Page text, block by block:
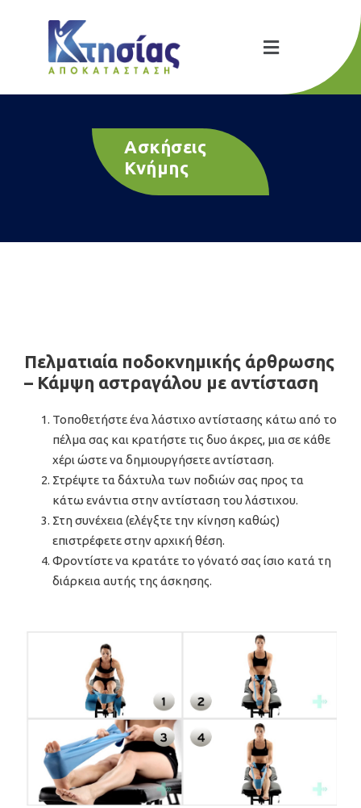
Ασκήσεις
Κνήμης
Πελματιαία ποδοκνημικής άρθρωσης
– Κάμψη αστραγάλου με αντίσταση
Τοποθετήστε ένα λάστιχο αντίστασης κάτω από το
πέλμα σας και κρατήστε τις δυο άκρες, μια σε κάθε
χέρι ώστε να δημιουργήσετε αντίσταση.
Στρέψτε τα δάχτυλα των ποδιών σας προς τα
κάτω ενάντια στην αντίσταση του λάστιχου.
Στη συνέχεια (ελέγξτε την κίνηση καθώς)
επιστρέφετε στην αρχική θέση.
Φροντίστε να κρατάτε το γόνατό σας ίσιο κατά τη
διάρκεια αυτής της άσκησης.